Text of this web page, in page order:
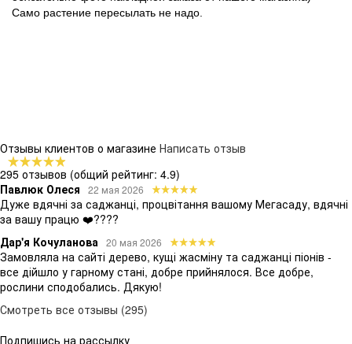
Само растение пересылать не надо.
Отзывы клиентов о магазине Написать отзыв
295 отзывов (общий рейтинг: 4.9)
Павлюк Олеся
22 мая 2026
Дуже вдячні за саджанці, процвітання вашому Мегасаду, вдячні
за вашу працю ❤️????
Дар'я Кочуланова 20 мая 2026
Замовляла на сайті дерево, кущі жасміну та саджанці піонів -
все дійшло у гарному стані, добре прийнялося. Все добре,
рослини сподобались. Дякую!
Смотреть все отзывы (295)
Подпишись на рассылку